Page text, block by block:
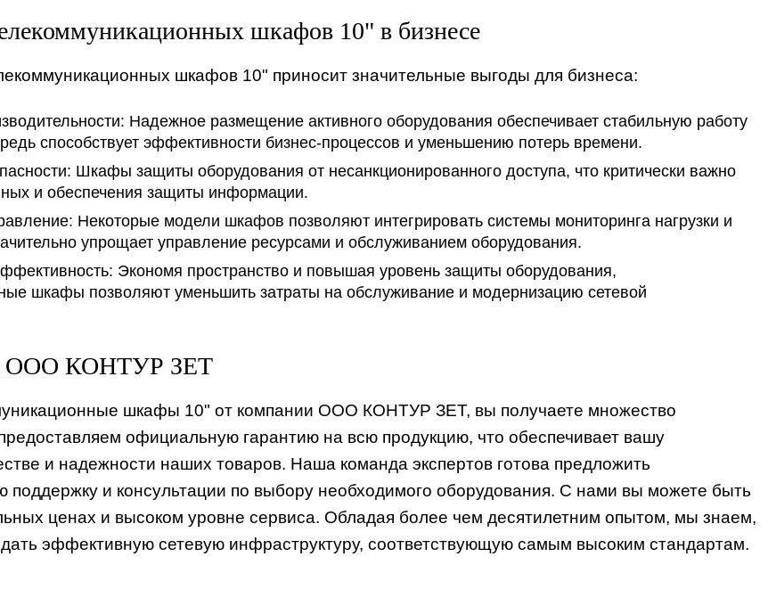
шкафов 10" в бизнесе
шкафов 10" приносит значительные выгоды для бизнеса:
Надежное размещение активного оборудования обеспечивает стабильную работу
способствует эффективности бизнес-процессов и уменьшению потерь времени.
Шкафы защиты оборудования от несанкционированного доступа, что критически важно
и обеспечения защиты информации.
Некоторые модели шкафов позволяют интегрировать системы мониторинга нагрузки и
упрощает управление ресурсами и обслуживанием оборудования.
Экономя пространство и повышая уровень защиты оборудования,
шкафы позволяют уменьшить затраты на обслуживание и модернизацию сетевой
с ООО КОНТУР ЗЕТ
шкафы 10" от компании ООО КОНТУР ЗЕТ, вы получаете множество
официальную гарантию на всю продукцию, что обеспечивает вашу
и надежности наших товаров. Наша команда экспертов готова предложить
поддержку и консультации по выбору необходимого оборудования. С нами вы можете быть
ценах и высоком уровне сервиса. Обладая более чем десятилетним опытом, мы знаем,
эффективную сетевую инфраструктуру, соответствующую самым высоким стандартам.